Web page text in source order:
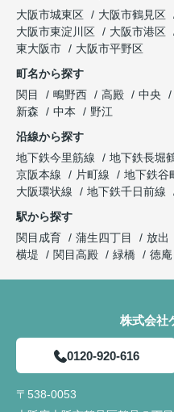
大阪市城東区
大阪市鶴見区
大阪市東淀川区
大阪市港区
東大阪市
大阪市平野区
町名から探す
関目
鴫野西 高殿 中央
新森
中本
野江
沿線から探す
地下鉄今里筋線
地下鉄長堀
京阪本線
片町線 地下鉄谷
大阪環状線
地下鉄千日前線
駅から探す
関目成育
蒲生四丁目 放出
横堤
関目高殿 緑橋 徳庵
株式会社
0120-920-616
〒538-0053